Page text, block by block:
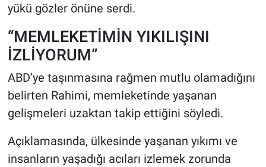
yükü gözler önüne serdi.
“MEMLEKETİMİN YIKILIŞINI
İZLİYORUM”
ABD’ye taşınmasına rağmen mutlu olamadığını
belirten Rahimi, memleketinde yaşanan
gelişmeleri uzaktan takip ettiğini söyledi.
Açıklamasında, ülkesinde yaşanan yıkımı ve
insanların yaşadığı acıları izlemek zorunda